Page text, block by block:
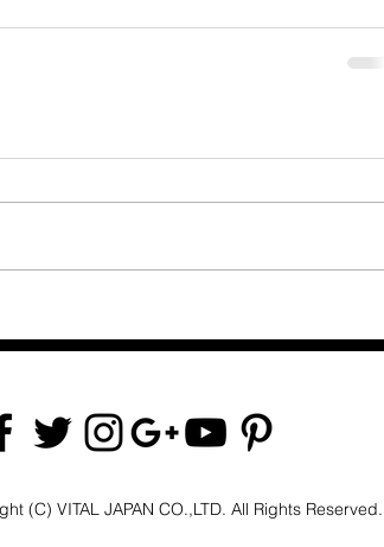
(C) VITAL JAPAN CO.,LTD. All Rights Reserved.